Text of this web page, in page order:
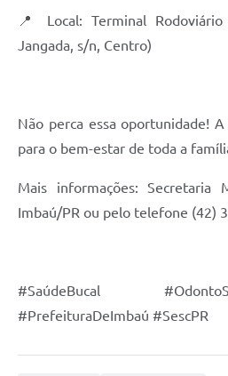
📍 Local: Terminal
Jangada, s/n, Centro)
Não perca essa oportunidade!
para o bem-estar de toda a
Mais informações: Secretaria
Imbaú/PR ou pelo telefone (42)
#SaúdeBucal
#PrefeituraDeImbaú #SescPR